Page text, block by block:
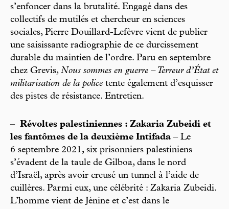
s’enfoncer dans la brutalité. Engagé dans des
collectifs de mutilés et chercheur en sciences
sociales, Pierre Douillard-Lefèvre vient de publier
une saisissante radiographie de ce durcissement
durable du maintien de l’ordre. Paru en septembre
chez Grevis, Nous sommes en guerre – Terreur d’État et
militarisation de la police tente également d’esquisser
des pistes de résistance. Entretien.
– Révoltes palestiniennes : Zakaria Zubeidi et
les fantômes de la deuxième Intifada – Le
6 septembre 2021, six prisonniers palestiniens
s’évadent de la taule de Gilboa, dans le nord
d’Israël, après avoir creusé un tunnel à l’aide de
cuillères. Parmi eux, une célébrité : Zakaria Zubeidi.
L’homme vient de Jénine et c’est dans le